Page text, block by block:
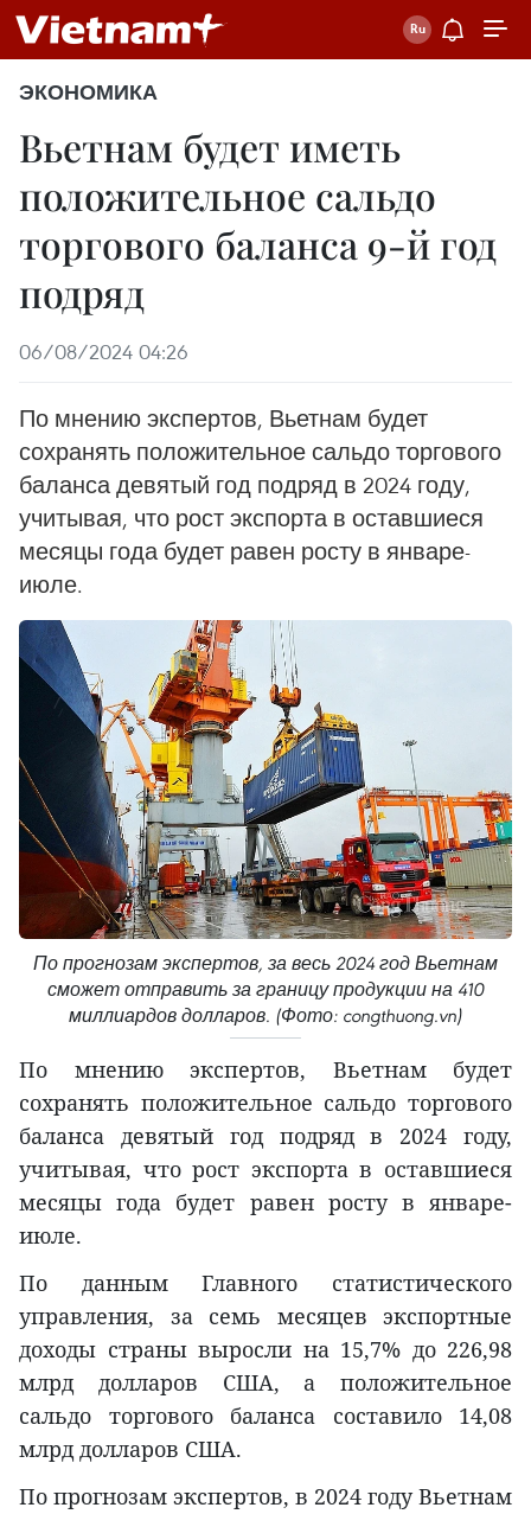
ЭКОНОМИКА
Вьетнам будет иметь
положительное сальдо
торгового баланса 9-й год
подряд
06/08/2024 04:26
По мнению экспертов, Вьетнам будет
сохранять положительное сальдо торгового
баланса девятый год подряд в 2024 году,
учитывая, что рост экспорта в оставшиеся
месяцы года будет равен росту в январе-
июле.
По прогнозам экспертов, за весь 2024 год Вьетнам
сможет отправить за границу продукции на 410
миллиардов долларов. (Фото: congthuong.vn)
По мнению экспертов, Вьетнам будет
сохранять положительное сальдо торгового
баланса девятый год подряд в 2024 году,
учитывая, что рост экспорта в оставшиеся
месяцы года будет равен росту в январе-
июле.
По данным Главного статистического
управления, за семь месяцев экспортные
доходы страны выросли на 15,7% до 226,98
млрд долларов США, а положительное
сальдо торгового баланса составило 14,08
млрд долларов США.
По прогнозам экспертов, в 2024 году Вьетнам